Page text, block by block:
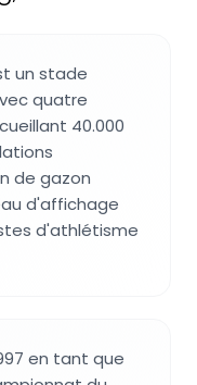
un stade
quatre
40.000
de gazon
d'affichage
d'athlétisme
en tant que